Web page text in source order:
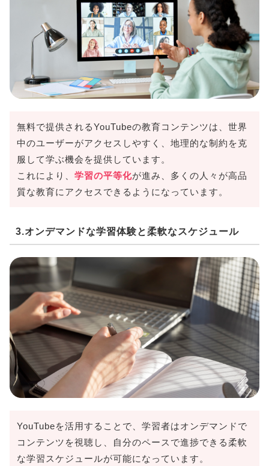
無料で提供されるYouTubeの教育コンテンツは、世界
中のユーザーがアクセスしやすく、地理的な制約を克
服して学ぶ機会を提供しています。
これにより、 学習の平等化が進み、多くの人々が高品
質な教育にアクセスできるようになっています。
3.オンデマンドな学習体験と柔軟なスケジュール
YouTubeを活用することで、学習者はオンデマンドで
コンテンツを視聴し、自分のペースで進捗できる柔軟
な学習スケジュールが可能になっています。